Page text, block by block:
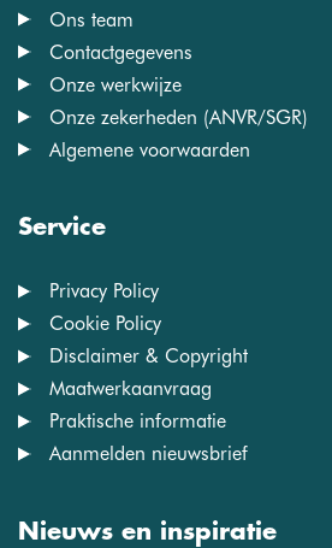
Ons team
Contactgegevens
Onze werkwijze
Onze zekerheden (ANVR/SGR)
Algemene voorwaarden
Service
Privacy Policy
Cookie Policy
Disclaimer & Copyright
Maatwerkaanvraag
Praktische informatie
Aanmelden nieuwsbrief
Nieuws en inspiratie